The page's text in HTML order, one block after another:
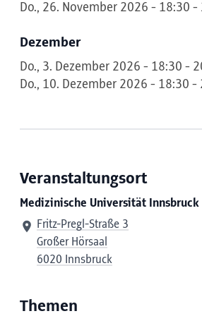
Do., 26. November 2026 - 18:30 -
Dezember
Do., 3. Dezember 2026 - 18:30 -
Do., 10. Dezember 2026 - 18:30 -
Veranstaltungsort
Medizinische Universität Innsbruck
Fritz-Pregl-Straße 3
Großer Hörsaal
6020 Innsbruck
Themen